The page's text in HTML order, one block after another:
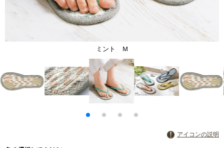
ミント Ｍ
アイコンの説明